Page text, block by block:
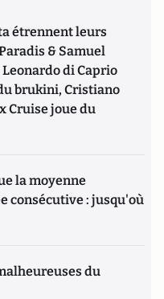
étrennent leurs
& Samuel
di Caprio
brukini, Cristiano
Cruise joue du
la moyenne
consécutive : jusqu'où
du